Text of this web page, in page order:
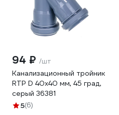
94 ₽/шт
Канализационный тройник
RTP D 40х40 мм, 45 град,
серый 36381
5(6)